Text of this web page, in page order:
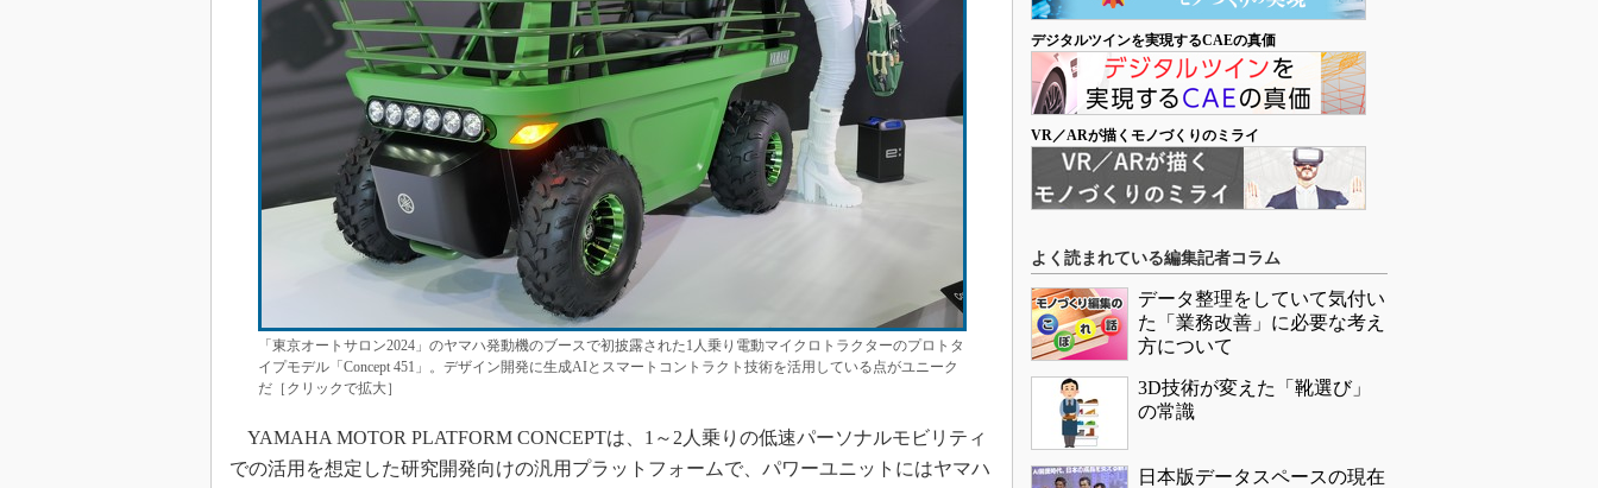
「東京オートサロン2024」のヤマハ発動機のブースで初披露された1人乗り電動マイクロトラクターのプロトタ
イプモデル「Concept 451」。デザイン開発に生成AIとスマートコントラクト技術を活用している点がユニーク
だ［クリックで拡大］
YAMAHA MOTOR PLATFORM CONCEPTは、1～2人乗りの低速パーソナルモビリティ
での活用を想定した研究開発向けの汎用プラットフォームで、パワーユニットにはヤマハ
デジタルツインを実現するCAEの真価
VR／ARが描くモノづくりのミライ
よく読まれている編集記者コラム
データ整理をしていて気付い
た「業務改善」に必要な考え
方について
3D技術が変えた「靴選び」
の常識
日本版データスペースの現在